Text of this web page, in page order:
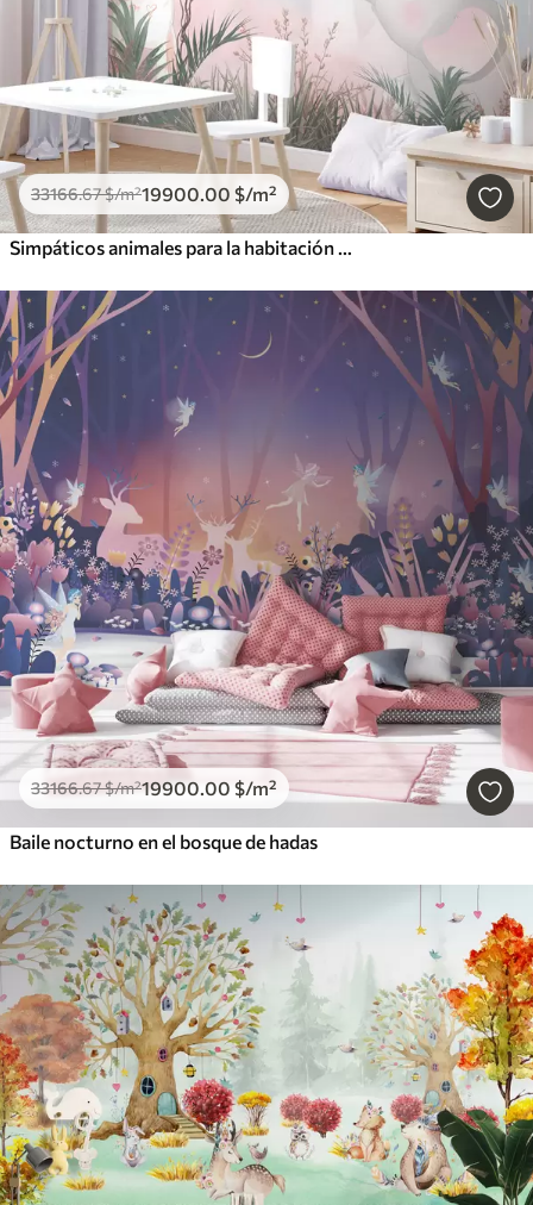
33166.67$/m²19900.00 $/m²
Simpáticos animales para la habitación de los niños
33166.67$/m²19900.00 $/m²
Baile nocturno en el bosque de hadas